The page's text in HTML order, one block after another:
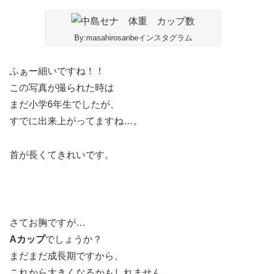
By:masahirosanbeインスタグラム
ふぁー細いですね！！
この写真が撮られた時は
まだ小学6年生でしたが、
すでに出来上がってますね…。
首が長くてきれいです。
さてお胸ですが…
Aカップでしょうか？
まだまだ成長期ですから、